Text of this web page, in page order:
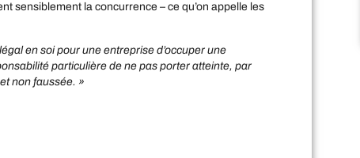
sensiblement la concurrence – ce qu’on appelle les
en soi pour une entreprise d’occuper une
particulière de ne pas porter atteinte, par
non faussée. »